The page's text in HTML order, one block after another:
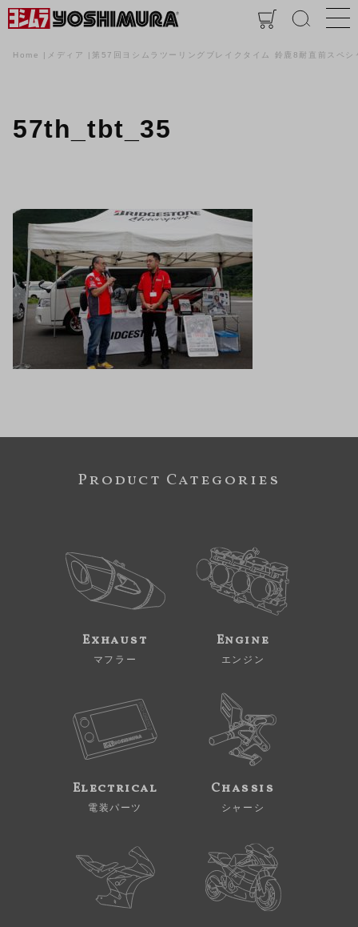
Home メディア 第57回ヨシムラツーリングブレイクタイム 鈴鹿8耐直前スペシ
57th_tbt_35
Product Categories
Exhaust
マフラー
Engine
エンジン
Electrical
電装パーツ
Chassis
シャーシ